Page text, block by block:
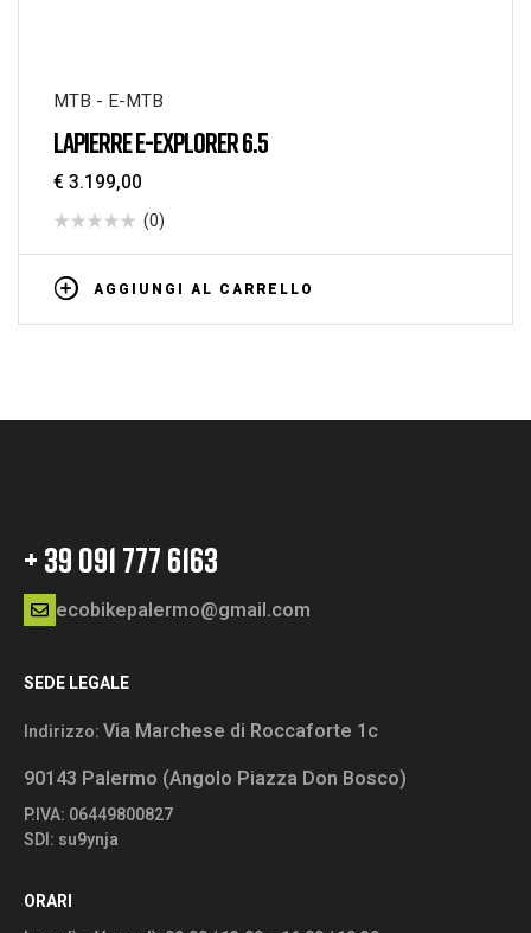
MTB - E-MTB
LAPIERRE E-EXPLORER 6.5
€ 3.199,00
(0)
AGGIUNGI AL CARRELLO
+ 39 091 777 6163
ecobikepalermo@gmail.com
SEDE LEGALE
Indirizzo:Via Marchese di Roccaforte 1c
90143 Palermo (Angolo Piazza Don Bosco)
P.IVA: 06449800827
SDI: su9ynja
ORARI